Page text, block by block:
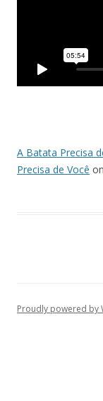
A Batata Precisa
Precisa de Você on
Proudly powered by